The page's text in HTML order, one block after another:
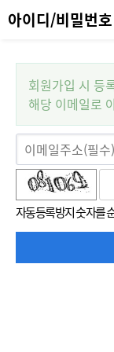
아이디/비밀번
회원가입 시 등
해당 이메일로
자동등록방지 숫자를